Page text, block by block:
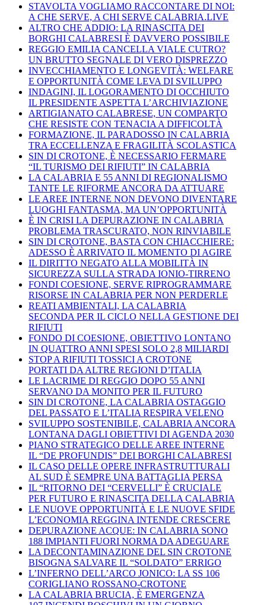
STAVOLTA VOGLIAMO RACCONTARE DI NOI:
A CHE SERVE, A CHI SERVE CALABRIA.LIVE
ALTRO CHE ADDIO: LA RINASCITA DEI
BORGHI CALABRESI È DAVVERO POSSIBILE
REGGIO EMILIA CANCELLA VIALE CUTRO?
UN BRUTTO SEGNALE DI VERO DISPREZZO
INVECCHIAMENTO E LONGEVITÀ: WELFARE
E OPPORTUNITÀ COME LEVA DI SVILUPPO
INDAGINI, IL LOGORAMENTO DI OCCHIUTO
IL PRESIDENTE ASPETTA L’ARCHIVIAZIONE
ARTIGIANATO CALABRESE, UN COMPARTO
CHE RESISTE CON TENACIA A DIFFICOLTÀ
FORMAZIONE, IL PARADOSSO IN CALABRIA
TRA ECCELLENZA E FRAGILITÀ SCOLASTICA
SIN DI CROTONE, È NECESSARIO FERMARE
“IL TURISMO DEI RIFIUTI” IN CALABRIA
LA CALABRIA E 55 ANNI DI REGIONALISMO
TANTE LE RIFORME ANCORA DA ATTUARE
LE AREE INTERNE NON DEVONO DIVENTARE
LUOGHI FANTASMA, MA UN’OPPORTUNITÀ
È IN CRISI LA DEPURAZIONE IN CALABRIA
PROBLEMA TRASCURATO, NON RINVIABILE
SIN DI CROTONE, BASTA CON CHIACCHIERE:
ADESSO È ARRIVATO IL MOMENTO DI AGIRE
IL DIRITTO NEGATO ALLA MOBILITÀ IN
SICUREZZA SULLA STRADA IONIO-TIRRENO
FONDI COESIONE, SERVE RIPROGRAMMARE
RISORSE IN CALABRIA PER NON PERDERLE
REATI AMBIENTALI, LA CALABRIA
SECONDA PER IL CICLO NELLA GESTIONE DEI
RIFIUTI
FONDO DI COESIONE, OBIETTIVO LONTANO
IN QUATTRO ANNI SPESI SOLO 2,8 MILIARDI
STOP A RIFIUTI TOSSICI A CROTONE
PORTATI DA ALTRE REGIONI D’ITALIA
LE LACRIME DI REGGIO DOPO 55 ANNI
SERVANO DA MONITO PER IL FUTURO
SIN DI CROTONE, LA CALABRIA OSTAGGIO
DEL PASSATO E L’ITALIA RESPIRA VELENO
SVILUPPO SOSTENIBILE, CALABRIA ANCORA
LONTANA DAGLI OBIETTIVI DI AGENDA 2030
PIANO STRATEGICO DELLE AREE INTERNE
IL “DE PROFUNDIS” DEI BORGHI CALABRESI
IL CASO DELLE OPERE INFRASTRUTTURALI
AL SUD È SEMPRE UNA BATTAGLIA PERSA
IL “RITORNO DEI “CERVELLI” È CRUCIALE
PER FUTURO E RINASCITA DELLA CALABRIA
LE NUOVE OPPORTUNITÀ E LE NUOVE SFIDE
L’ECONOMIA REGGINA INTENDE CRESCERE
DEPURAZIONE ACQUE: IN CALABRIA SONO
188 IMPIANTI FUORI NORMA DA ADEGUARE
LA DECONTAMINAZIONE DEL SIN CROTONE
BISOGNA SALVARE IL “SOLDATO” ERRIGO
L’INFERNO DELL’ARCO JONICO: LA SS 106
CORIGLIANO ROSSANO-CROTONE
LA CALABRIA BRUCIA, È EMERGENZA